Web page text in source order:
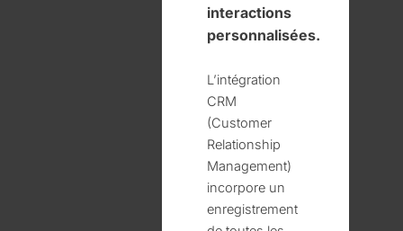
interactions
personnalisées.
L’intégration
CRM
(Customer
Relationship
Management)
incorpore un
enregistrement